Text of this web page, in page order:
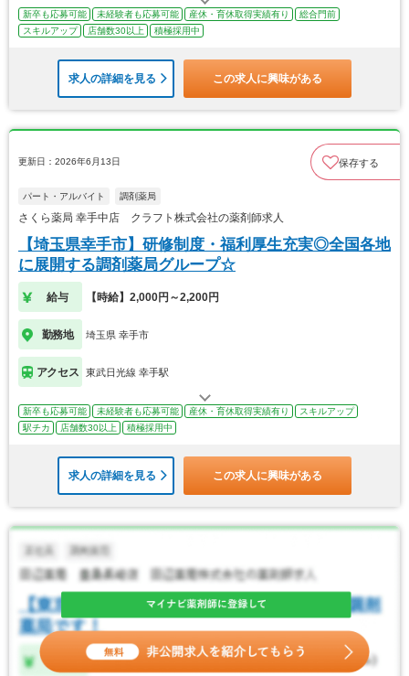
新卒も応募可能 未経験者も応募可能 産休・育休取得実績有り
総合門前
スキルアップ
店舗数30以上 積極採用中
求人の詳細を見る この求人に興味がある
更新日：2026年6月13日 保存する
パート・アルバイト 調剤薬局
さくら薬局 幸手中店 クラフト株式会社の薬剤師求人
【埼玉県幸手市】研修制度・福利厚生充実◎全国各地
に展開する調剤薬局グループ☆
給与 【時給】2,000円～2,200円
勤務地 埼玉県 幸手市
アクセス 東武日光線 幸手駅
新卒も応募可能 未経験者も応募可能 産休・育休取得実績有り
スキルアップ
駅チカ
店舗数30以上 積極採用中
求人の詳細を見る この求人に興味がある